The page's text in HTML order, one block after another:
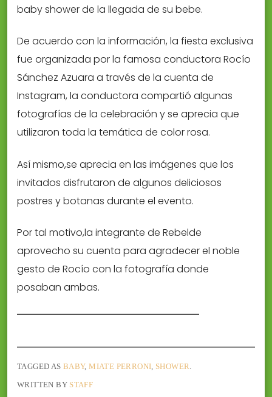
baby shower de la llegada de su bebe.
De acuerdo con la información, la fiesta exclusiva
fue organizada por la famosa conductora Rocío
Sánchez Azuara a través de la cuenta de
Instagram, la conductora compartió algunas
fotografías de la celebración y se aprecia que
utilizaron toda la temática de color rosa.
Así mismo,se aprecia en las imágenes que los
invitados disfrutaron de algunos deliciosos
postres y botanas durante el evento.
Por tal motivo,la integrante de Rebelde
aprovecho su cuenta para agradecer el noble
gesto de Rocío con la fotografía donde
posaban ambas.
TAGGED AS BABY,MIATE PERRONI, SHOWER.
WRITTEN BY STAFF